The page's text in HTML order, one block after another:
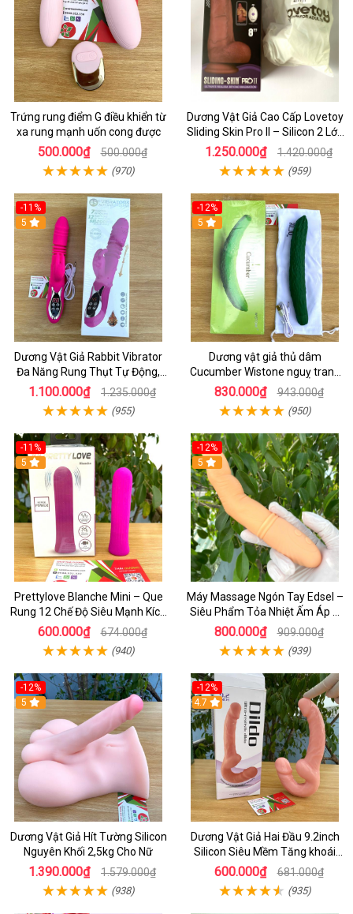
Trứng rung điểm G điều khiển từ
xa rung mạnh uốn cong được
500.000₫ 500.000₫
(970)
Dương Vật Giả Cao Cấp Lovetoy
Sliding Skin Pro II – Silicon 2 Lớp
Mềm Mịn, Rung Đa Tần Từ Xa
1.250.000₫ 1.420.000₫
(959)
-11%
5
Dương Vật Giả Rabbit Vibrator
Đa Năng Rung Thụt Tự Động,
Phát Nhiệt Ấm Nóng Kích Thích
1.100.000₫ 1.235.000₫
(955)
-12%
5
Dương vật giả thủ dâm
Cucumber Wistone nguỵ trang
hình quả dưa Leo
830.000₫ 943.000₫
(950)
-11%
5
Prettylove Blanche Mini – Que
Rung 12 Chế Độ Siêu Mạnh Kích
Thích Điểm G Đê Mê
600.000₫ 674.000₫
(940)
-12%
5
Máy Massage Ngón Tay Edsel –
Siêu Phẩm Tỏa Nhiệt Ấm Áp &
Rung Móc Thăng Hoa
800.000₫ 909.000₫
(939)
-12%
5
Dương Vật Giả Hít Tường Silicon
Nguyên Khối 2,5kg Cho Nữ
1.390.000₫ 1.579.000₫
(938)
-12%
4.7
Dương Vật Giả Hai Đầu 9.2inch
Silicon Siêu Mềm Tăng khoái
Cảm Đôi Đỉnh Cao
600.000₫ 681.000₫
(935)